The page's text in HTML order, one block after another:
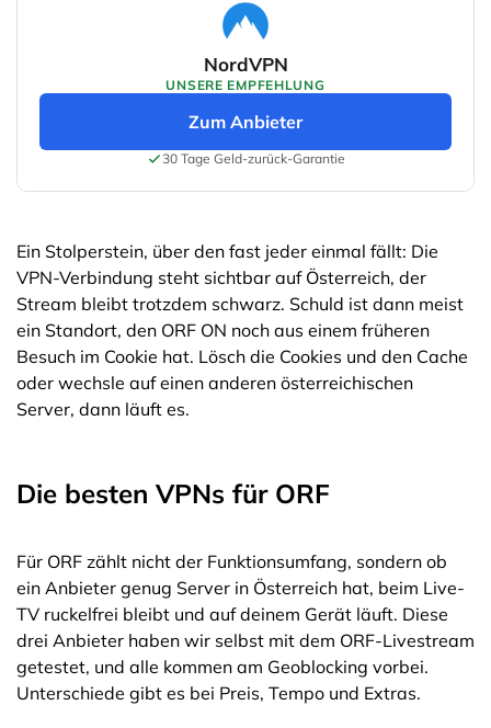
NordVPN
UNSERE EMPFEHLUNG
Zum Anbieter(öffnet in neuem Tab)
30 Tage Geld-zurück-Garantie
Ein Stolperstein, über den fast jeder einmal fällt: Die
VPN-Verbindung steht sichtbar auf Österreich, der
Stream bleibt trotzdem schwarz. Schuld ist dann meist
ein Standort, den ORF ON noch aus einem früheren
Besuch im Cookie hat. Lösch die Cookies und den Cache
oder wechsle auf einen anderen österreichischen
Server, dann läuft es.
Die besten VPNs für ORF
Für ORF zählt nicht der Funktionsumfang, sondern ob
ein Anbieter genug Server in Österreich hat, beim Live-
TV ruckelfrei bleibt und auf deinem Gerät läuft. Diese
drei Anbieter haben wir selbst mit dem ORF-Livestream
getestet, und alle kommen am Geoblocking vorbei.
Unterschiede gibt es bei Preis, Tempo und Extras.